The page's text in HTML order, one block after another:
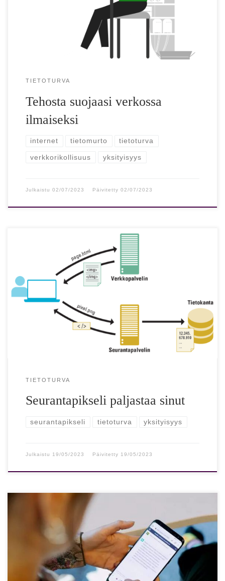
ja vaivatonta. Näiden 5 vihjeen […]
TIETOTURVA
Tehosta suojaasi verkossa
ilmaiseksi
internet tietomurto tietoturva
verkkorikollisuus yksityisyys
Julkaistu 02/07/2023 Päivitetty 02/07/2023
Seurantapikseli paljastaa sinusta verkossa tietoa
huomaamattasi Kaikkea nettitoimintaasi tarkkaillaan,
eivätkä evästeet ole ainoa seurantakeino. Vähemmälle
julkiselle huomiolle jääneet näkymättömät pikselit […]
TIETOTURVA
Seurantapikseli paljastaa sinut
seurantapikseli tietoturva yksityisyys
Julkaistu 19/05/2023 Päivitetty 19/05/2023
EU haluaa kieltää tekoälyn käytön ihmisten pisteytykseen,
manipulointiin ja etä­tunnistukseen Yleiskäyttöisten
tekoälyjärjestelmien kuten Chat GPT:n vauhdikas kehitys
herättää huolta EU-parlamentissa. […]